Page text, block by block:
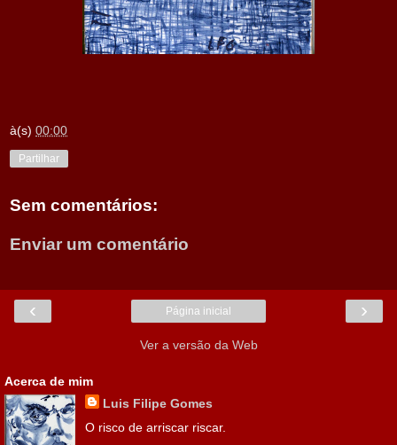
à(s) 00:00
Partilhar
Sem comentários:
Enviar um comentário
‹ ›
Página inicial
Ver a versão da Web
Acerca de mim
Luis Filipe Gomes
O risco de arriscar riscar.